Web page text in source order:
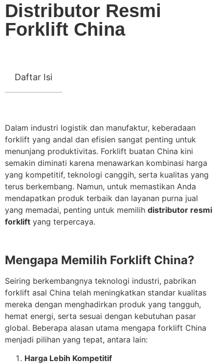
Distributor Resmi
Forklift China
Daftar Isi
Dalam industri logistik dan manufaktur, keberadaan
forklift yang andal dan efisien sangat penting untuk
menunjang produktivitas. Forklift buatan China kini
semakin diminati karena menawarkan kombinasi harga
yang kompetitif, teknologi canggih, serta kualitas yang
terus berkembang. Namun, untuk memastikan Anda
mendapatkan produk terbaik dan layanan purna jual
yang memadai, penting untuk memilih distributor resmi
forklift yang terpercaya.
Mengapa Memilih Forklift China?
Seiring berkembangnya teknologi industri, pabrikan
forklift asal China telah meningkatkan standar kualitas
mereka dengan menghadirkan produk yang tangguh,
hemat energi, serta sesuai dengan kebutuhan pasar
global. Beberapa alasan utama mengapa forklift China
menjadi pilihan yang tepat, antara lain:
Harga Lebih Kompetitif